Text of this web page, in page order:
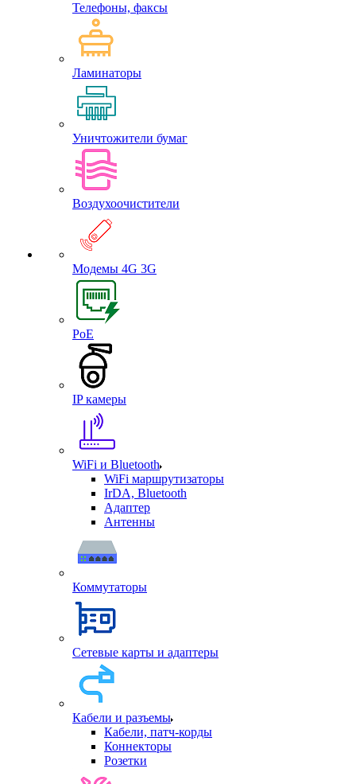
Телефоны, факсы
Ламинаторы
Уничтожители бумаг
Воздухоочистители
Модемы 4G 3G
PoE
IP камеры
WiFi и Bluetooth
WiFi маршрутизаторы
IrDA, Bluetooth
Адаптер
Антенны
Коммутаторы
Сетевые карты и адаптеры
Кабели и разъемы
Кабели, патч-корды
Коннекторы
Розетки